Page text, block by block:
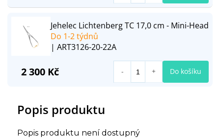
Popis produktu
Popis produktu není dostupný
Jehelec Lichtenberg TC 17,0 cm - Mini-Head
Do 1-2 týdnů
| ART3126-20-22A
2 300 Kč Do košíku